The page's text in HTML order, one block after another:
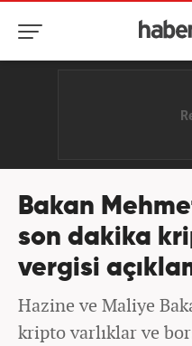
Bakan
son dakika
vergisi
Hazine ve Maliye
kripto varlıklar ve